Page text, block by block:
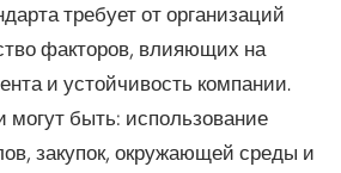
требует от организаций
факторов, влияющих на
и устойчивость компании.
быть: использование
закупок, окружающей среды и